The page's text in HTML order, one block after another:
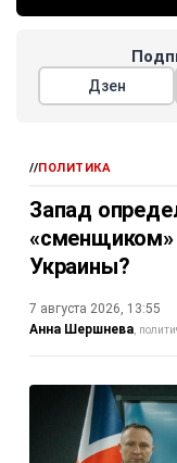
Дзен
//ПОЛИТИКА
Запад
Украины?
7 августа 2026, 13:55
Анна Шершнева